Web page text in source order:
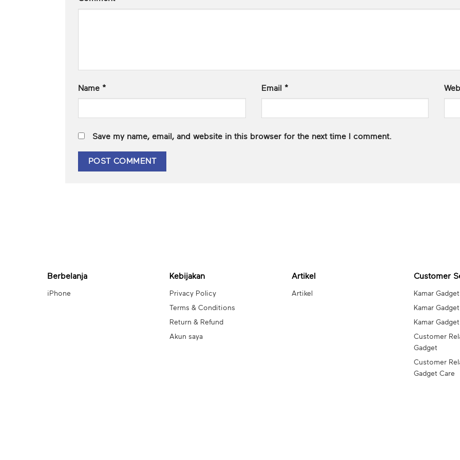
Name * Email *
Save my name, email, and website in this browser for the next time I comment.
Berbelanja
iPhone
Kebijakan
Privacy Policy
Terms & Conditions
Return & Refund
Akun saya
Artikel
Artikel
Customer
Kamar Gadget
Kamar
Kamar
Customer
Gadget
Customer
Gadget Care